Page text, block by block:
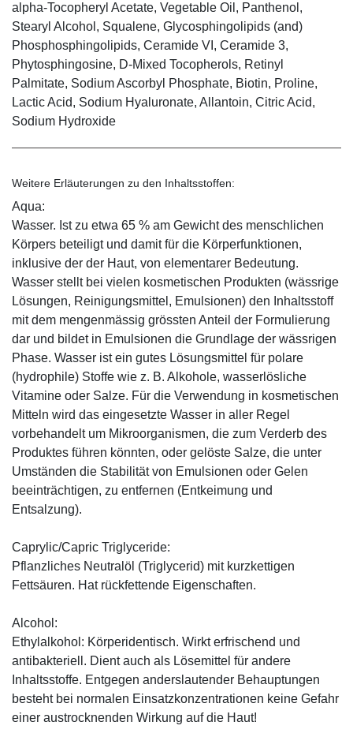
alpha-Tocopheryl Acetate, Vegetable Oil, Panthenol,
Stearyl Alcohol, Squalene, Glycosphingolipids (and)
Phosphosphingolipids, Ceramide VI, Ceramide 3,
Phytosphingosine, D-Mixed Tocopherols, Retinyl
Palmitate, Sodium Ascorbyl Phosphate, Biotin, Proline,
Lactic Acid, Sodium Hyaluronate, Allantoin, Citric Acid,
Sodium Hydroxide
Weitere Erläuterungen zu den Inhaltsstoffen:
Aqua:
Wasser. Ist zu etwa 65 % am Gewicht des menschlichen
Körpers beteiligt und damit für die Körperfunktionen,
inklusive der der Haut, von elementarer Bedeutung.
Wasser stellt bei vielen kosmetischen Produkten (wässrige
Lösungen, Reinigungsmittel, Emulsionen) den Inhaltsstoff
mit dem mengenmässig grössten Anteil der Formulierung
dar und bildet in Emulsionen die Grundlage der wässrigen
Phase. Wasser ist ein gutes Lösungsmittel für polare
(hydrophile) Stoffe wie z. B. Alkohole, wasserlösliche
Vitamine oder Salze. Für die Verwendung in kosmetischen
Mitteln wird das eingesetzte Wasser in aller Regel
vorbehandelt um Mikroorganismen, die zum Verderb des
Produktes führen könnten, oder gelöste Salze, die unter
Umständen die Stabilität von Emulsionen oder Gelen
beeinträchtigen, zu entfernen (Entkeimung und
Entsalzung).
Caprylic/Capric Triglyceride:
Pflanzliches Neutralöl (Triglycerid) mit kurzkettigen
Fettsäuren. Hat rückfettende Eigenschaften.
Alcohol:
Ethylalkohol: Körperidentisch. Wirkt erfrischend und
antibakteriell. Dient auch als Lösemittel für andere
Inhaltsstoffe. Entgegen anderslautender Behauptungen
besteht bei normalen Einsatzkonzentrationen keine Gefahr
einer austrocknenden Wirkung auf die Haut!